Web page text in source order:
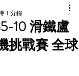
10 滑鐵盧
挑戰賽 全球
1 分鐘